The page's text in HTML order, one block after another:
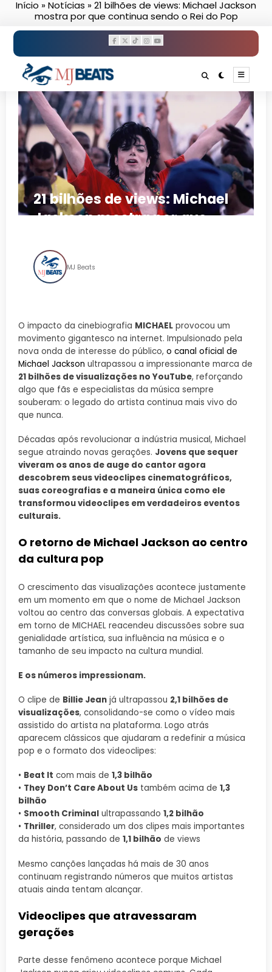
PularInício »Notícias »21 bilhões de views: Michael Jackson
mostra por que continua sendo o Rei do Pop
21 bilhões de views: Michael
Jackson mostra por que
MJ Beats
O impacto da cinebiografia MICHAEL provocou um
movimento gigantesco na internet. Impulsionado pela
nova onda de interesse do público, o canal oficial de
Michael Jackson ultrapassou a impressionante marca de
21 bilhões de visualizações no YouTube, reforçando
algo que fãs e especialistas da música sempre
souberam: o legado do artista continua mais vivo do
que nunca.
Décadas após revolucionar a indústria musical, Michael
segue atraindo novas gerações. Jovens que sequer
viveram os anos de auge do cantor agora
descobrem seus videoclipes cinematográficos,
suas coreografias e a maneira única como ele
transformou videoclipes em verdadeiros eventos
culturais.
O retorno de Michael Jackson ao centro
da cultura pop
O crescimento das visualizações acontece justamente
em um momento em que o nome de Michael Jackson
voltou ao centro das conversas globais. A expectativa
em torno de MICHAEL reacendeu discussões sobre sua
genialidade artística, sua influência na música e o
tamanho de seu impacto na cultura mundial.
E os números impressionam.
O clipe de Billie Jean já ultrapassou 2,1 bilhões de
visualizações, consolidando-se como o vídeo mais
assistido do artista na plataforma. Logo atrás
aparecem clássicos que ajudaram a redefinir a música
pop e o formato dos videoclipes:
• Beat It com mais de 1,3 bilhão
• They Don’t Care About Us também acima de 1,3
bilhão
• Smooth Criminal ultrapassando 1,2 bilhão
• Thriller, considerado um dos clipes mais importantes
da história, passando de 1,1 bilhão de views
Mesmo canções lançadas há mais de 30 anos
continuam registrando números que muitos artistas
atuais ainda tentam alcançar.
Videoclipes que atravessaram
gerações
Parte desse fenômeno acontece porque Michael